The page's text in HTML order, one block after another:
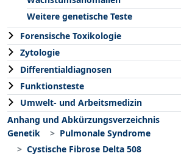
Weitere genetische Teste
Forensische Toxikologie
Zytologie
Differentialdiagnosen
Funktionsteste
Umwelt- und Arbeitsmedizin
Anhang und Abkürzungsverzeichnis
Genetik
Pulmonale Syndrome
Cystische Fibrose Delta 508